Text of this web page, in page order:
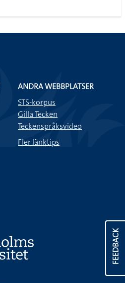
FEEDBACK
ANDRA WEBBPLATSER
STS-korpus
Gilla Tecken
Teckenspråksvideo
Fler länktips